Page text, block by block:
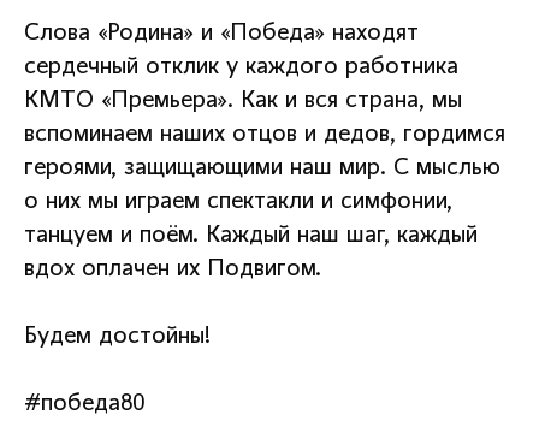
Слова «Родина» и «Победа» находят
сердечный отклик у каждого работника
КМТО «Премьера». Как и вся страна, мы
вспоминаем наших отцов и дедов, гордимся
героями, защищающими наш мир. С мыслью
о них мы играем спектакли и симфонии,
танцуем и поём. Каждый наш шаг, каждый
вдох оплачен их Подвигом.
Будем достойны!
#победа80